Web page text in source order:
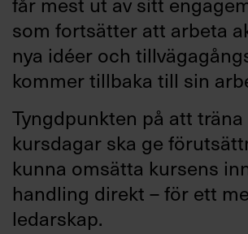
som fortsätter att arbeta
nya idéer och
kommer tillbaka till sin
Tyngdpunkten på att
kursdagar ska ge
kunna omsätta kursens
handling direkt – för ett
ledarskap.